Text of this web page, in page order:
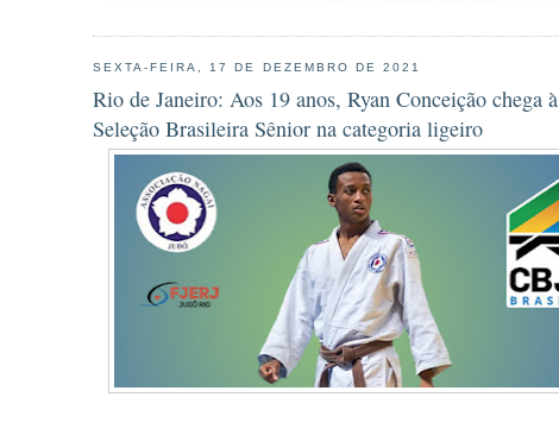
SEXTA-FEIRA, 17 DE DEZEMBRO DE 2021
Rio de Janeiro: Aos 19 anos, Ryan Conceição chega à
Seleção Brasileira Sênior na categoria ligeiro